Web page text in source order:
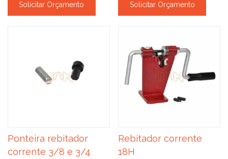
Solicitar Orçamento Solicitar Orçamento
Ponteira rebitador
corrente 3/8 e 3/4
Rebitador corrente
18H